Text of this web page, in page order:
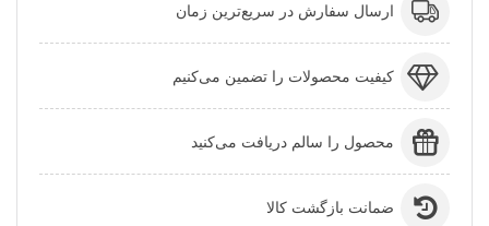
ارسال سفارش در سریع‌ترین زمان
کیفیت محصولات را تضمین می‌کنیم
محصول را سالم دریافت می‌کنید
ضمانت بازگشت کالا